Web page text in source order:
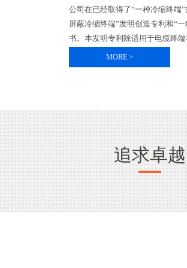
公司在已经取得了“一种冷缩终端
屏蔽冷缩终端”发明创造专利和“
书。本发明专利除适用于电缆终
MORE >
追求卓越